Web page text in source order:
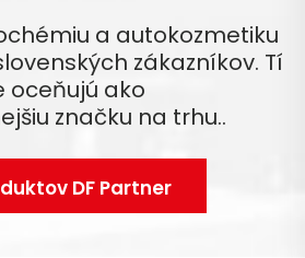
a autokozmetiku
zákazníkov. Tí
oceňujú ako
značku na trhu..
DF Partner